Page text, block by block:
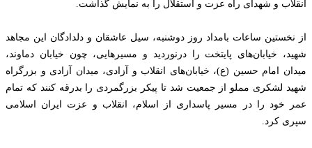
انقلاب و شهدای راه عزت و استقلال را به نمایش گذاشت.
از نخستین ساعات بامداد روز دوشنبه، سیل عاشقان و دلدادگان این مجاهد
شهید، خیابان‌های پایتخت را درنوردید و مسیرهایی، چون خیابان دماوند،
میدان امام حسین (ع)، خیابان‌های انقلاب و آزادی، میدان آزادی و بزرگراه
شهید لشکری مملو از جمعیت شد تا پیکر بزرگمردی را بدرقه کنند که تمام
عمر خود را در مسیر پاسداری از اسلام، انقلاب و عزت ایران اسلامی
سپری کرد.